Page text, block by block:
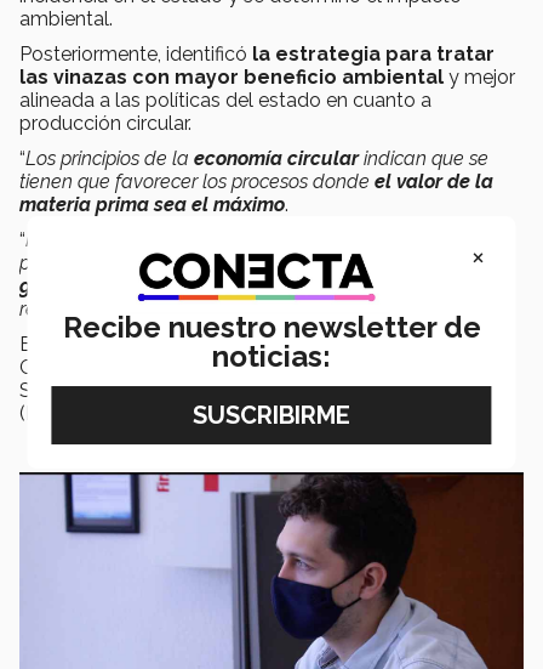
ambiental.
Posteriormente, identificó la estrategia para tratar
las vinazas con mayor beneficio ambiental y mejor
alineada a las políticas del estado en cuanto a
producción circular.
“Los principios de la economía circularindican que se
tienen que favorecer los procesos donde el valor de la
materia prima sea el máximo.
“Para que se mantengan dentro de nuestro ciclo
productivo todo el tiempo posible, lo que
generación de residuosy la demanda de nuevos
recursos
El
proyecto fueasesorado por el profesor Sebastián
Gradilla y coasesorado por la académica Carolina
Senés, ambos de la Escuela de Ingeniería y Ciencias
(EIC) del Tec.
×
Recibe nuestro newsletter de
noticias: